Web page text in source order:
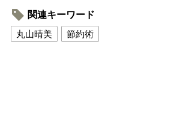
関連キーワード
丸山晴美
節約術